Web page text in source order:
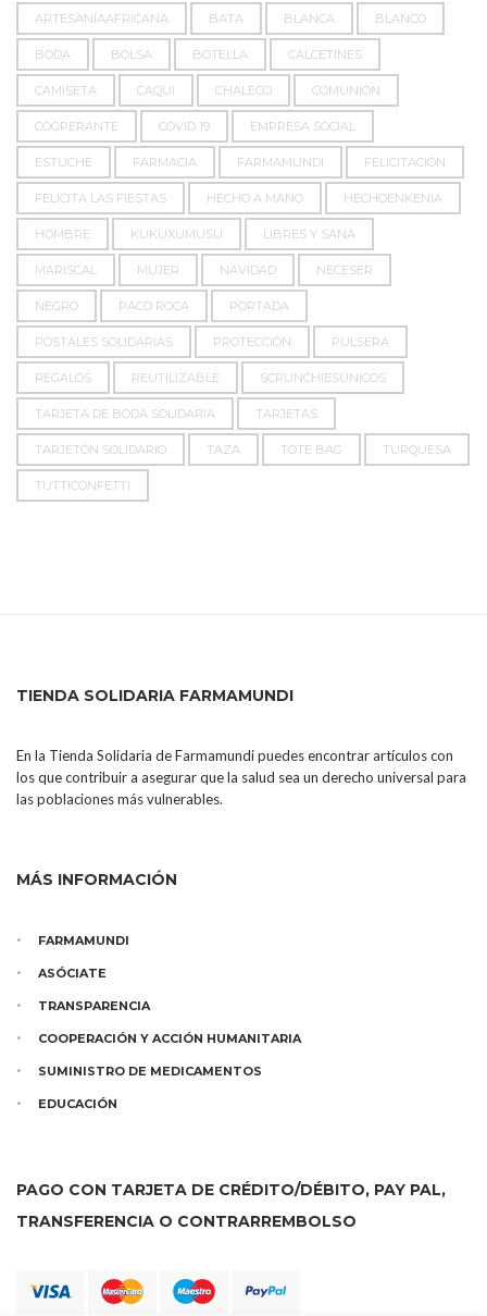
ARTESANÍAAFRICANA BATA BLANCA BLANCO
BODA BOLSA BOTELLA CALCETINES
CAMISETA CAQUI CHALECO COMUNIÓN
COOPERANTE COVID 19 EMPRESA SOCIAL
ESTUCHE FARMACIA FARMAMUNDI FELICITACIÓN
FELICITA LAS FIESTAS HECHO A MANO HECHOENKENIA
HOMBRE KUKUXUMUSU LIBRES Y SANA
MARISCAL MUJER NAVIDAD NECESER
NEGRO PACO ROCA PORTADA
POSTALES SOLIDARIAS PROTECCIÓN PULSERA
REGALOS REUTILIZABLE SCRUNCHIESÚNICOS
TARJETA DE BODA SOLIDARIA TARJETAS
TARJETÓN SOLIDARIO TAZA TOTE BAG TURQUESA
TUTTICONFETTI
TIENDA SOLIDARIA FARMAMUNDI
En la Tienda Solidaria de Farmamundi puedes encontrar artículos con
los que contribuir a asegurar que la salud sea un derecho universal para
las poblaciones más vulnerables.
MÁS INFORMACIÓN
FARMAMUNDI
ASÓCIATE
TRANSPARENCIA
COOPERACIÓN Y ACCIÓN HUMANITARIA
SUMINISTRO DE MEDICAMENTOS
EDUCACIÓN
PAGO CON TARJETA DE CRÉDITO/DÉBITO, PAY PAL,
TRANSFERENCIA O CONTRARREMBOLSO